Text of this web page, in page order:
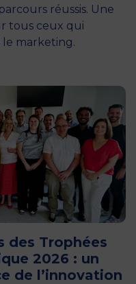
réussis. Une
tous ceux qui
le marketing.
des Trophées
2026 : un
de l’innovation